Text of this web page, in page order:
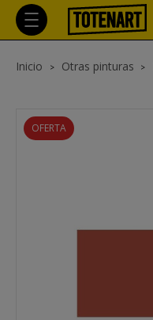
Inicio Otras pinturas
OFERTA